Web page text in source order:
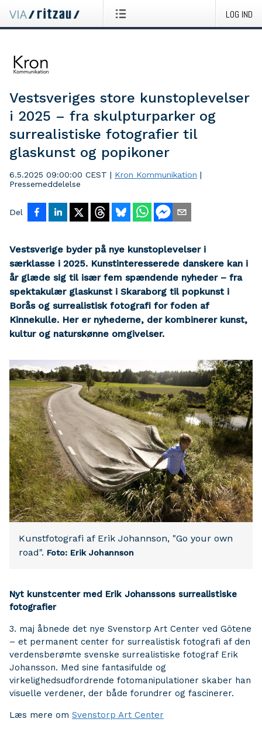
LOG IND
Vestsveriges store kunstoplevelser
i 2025 – fra skulpturparker og
surrealistiske fotografier til
glaskunst og popikoner
6.5.2025 09:00:00 CEST | Kron Kommunikation |
Pressemeddelelse
Del
Vestsverige byder på nye kunstoplevelser i
særklasse i 2025. Kunstinteresserede danskere kan i
år glæde sig til især fem spændende nyheder – fra
spektakulær glaskunst i Skaraborg til popkunst i
Borås og surrealistisk fotografi for foden af
Kinnekulle. Her er nyhederne, der kombinerer kunst,
kultur og naturskønne omgivelser.
Kunstfotografi af Erik Johannson, "Go your own
road". Foto: Erik Johannson
Nyt kunstcenter med Erik Johanssons surrealistiske
fotografier
3. maj åbnede det nye Svenstorp Art Center ved Götene
– et permanent center for surrealistisk fotografi af den
verdensberømte svenske surrealistiske fotograf Erik
Johansson. Med sine fantasifulde og
virkelighedsudfordrende fotomanipulationer skaber han
visuelle verdener, der både forundrer og fascinerer.
Læs mere om Svenstorp Art Center